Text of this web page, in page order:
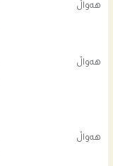
هەواڵ
هەواڵ
هەواڵ